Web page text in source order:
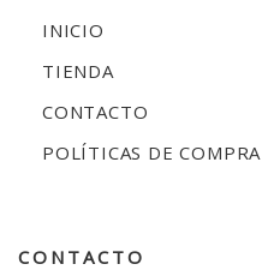
INICIO
TIENDA
CONTACTO
POLÍTICAS DE COMPRA
CONTACTO